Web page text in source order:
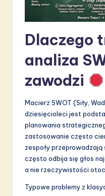
o
Dlaczego
analiza
zawodzi
Macierz SWOT (Siły,
dziesięcioleci jest
planowania
zastosowanie często
zespoły przeprowadzają
często odbija się głos
a nie rzeczywistości
Typowe problemy z